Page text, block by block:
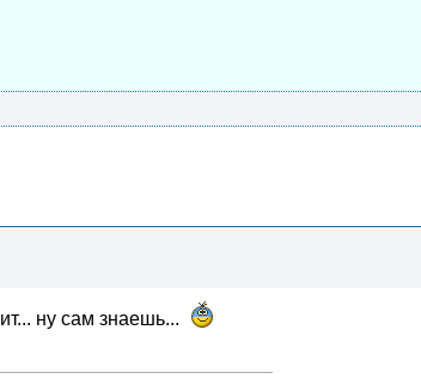
ну сам знаешь...